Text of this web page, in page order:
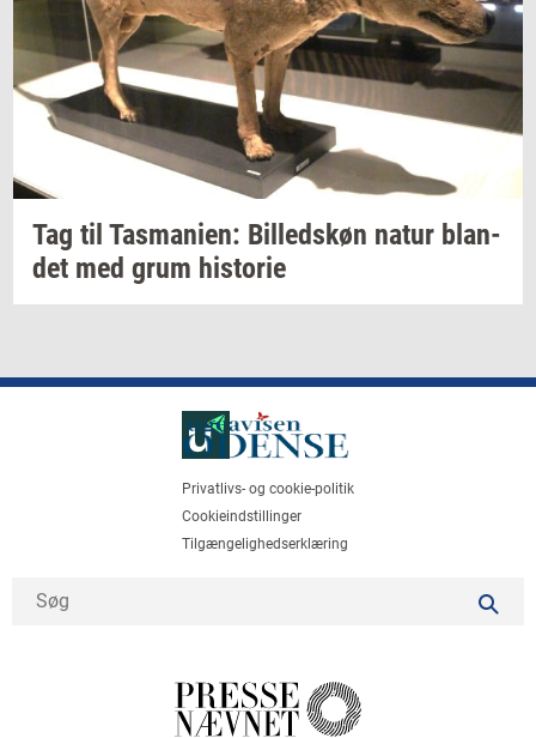
Tag til Tas­ma­ni­en: Bil­leds­køn natur blan­
det med grum hi­sto­rie
Privatlivs- og cookie-politik
Cookieindstillinger
Tilgængelighedserklæring